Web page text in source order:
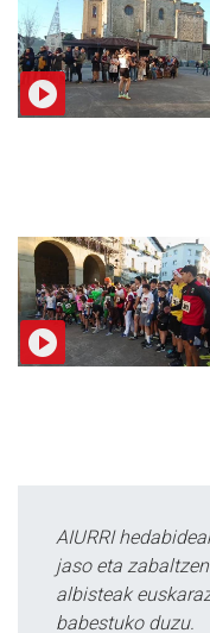
AIURRI
jaso eta
albisteak
babestuko duzu.